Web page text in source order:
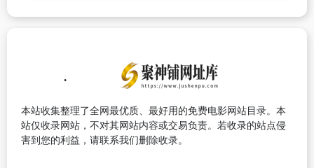
本站收集整理了全网最优质、最好用的免费电影网站目录。本
站仅收录网站，不对其网站内容或交易负责。若收录的站点侵
害到您的利益，请联系我们删除收录。